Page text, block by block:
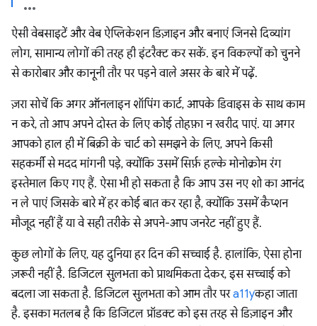
ऐसी वेबसाइटें और वेब ऐप्लिकेशन डिज़ाइन और बनाएं जिनसे दिव्यांग
लोग, सामान्य लोगों की तरह ही इंटरैक्ट कर सकें. इन विकल्पों को चुनने
से कारोबार और कानूनी तौर पर पड़ने वाले असर के बारे में पढ़ें.
ज़रा सोचें कि अगर ऑनलाइन शॉपिंग कार्ट, आपके डिवाइस के साथ काम
न करे, तो आप अपने दोस्त के लिए कोई तोहफ़ा न खरीद पाएं. या अगर
आपको हाल ही में बिक्री के चार्ट को समझने के लिए, अपने किसी
सहकर्मी से मदद मांगनी पड़े, क्योंकि उसमें सिर्फ़ हल्के मोनोक्रोम रंग
इस्तेमाल किए गए हैं. ऐसा भी हो सकता है कि आप उस नए शो का आनंद
न ले पाएं जिसके बारे में हर कोई बात कर रहा है, क्योंकि उसमें कैप्शन
मौजूद नहीं हैं या वे सही तरीके से अपने-आप जनरेट नहीं हुए हैं.
कुछ लोगों के लिए, यह दुनिया हर दिन की सच्चाई है. हालांकि, ऐसा होना
ज़रूरी नहीं है. डिजिटल सुलभता को प्राथमिकता देकर, इस सच्चाई को
बदला जा सकता है. डिजिटल सुलभता को आम तौर परa11yकहा जाता
है. इसका मतलब है कि डिजिटल प्रॉडक्ट को इस तरह से डिज़ाइन और